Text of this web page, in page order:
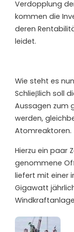
Verdopplung
kommen die
deren
leidet.
Wie steht es
Schlieβlich soll
Aussagen zum
werden,
Atomreaktoren.
Hierzu ein paar
genommene
liefert mit einer
Gigawatt